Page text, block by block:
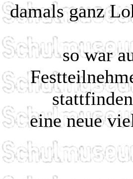
damals ganz
so war
eine neue